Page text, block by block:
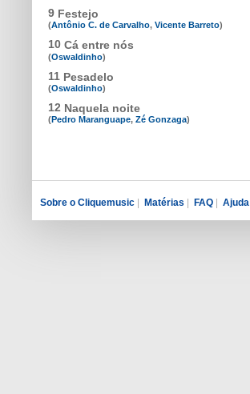
9 Festejo
(Antônio C. de Carvalho, Vicente Barreto)
10 Cá entre nós
(Oswaldinho)
11 Pesadelo
(Oswaldinho)
12 Naquela noite
(Pedro Maranguape, Zé Gonzaga)
Sobre o Cliquemusic Matérias FAQ Ajuda